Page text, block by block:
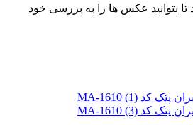
بتوانید عکس ها را به بررسی خود